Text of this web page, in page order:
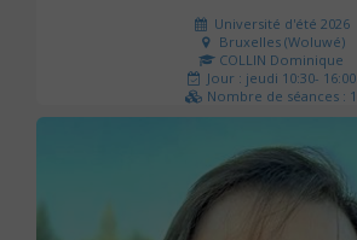
Université d'été 2026
Bruxelles (Woluwé)
COLLIN Dominique
Jour : jeudi 10:30- 16:00
Nombre de séances : 1
40 €